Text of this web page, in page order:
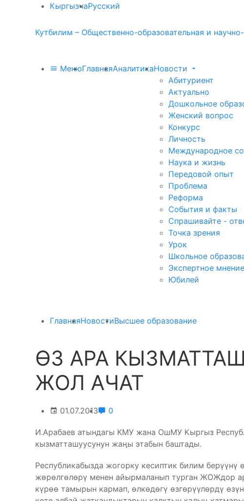
КыргызчаРусский
Кутбилим – Общественно-образовательная и научно-
МенюГлавнаяАналитикаНовости
Абитуриент
Актуально
Дошкольное
Женский вопрос
Конкурс
Личность
Международное
Наука и жизнь
Передовой опыт
Проблема
Реформа
События и факты
Спрашивайте -
Точка зрения
Урок
Школьное
Экспертное мнение
Юбилей
ГлавнаяНовостиВысшее образование
ӨЗ АРА
ЖОЛ АЧАТ
01.07.2013 0
И.Арабаев атындагы КМУ жана ОшМУ Кыргыз
кызматташуусунун жаӊы этабын баштады.
Республикабызда жогорку кесиптик билим берүүнү
жөрөлгөлөрү менен айырмаланып турган ЖОЖдор
күрөө тамырын кармап, өлкөдөгү өзгөрүүлөрдү